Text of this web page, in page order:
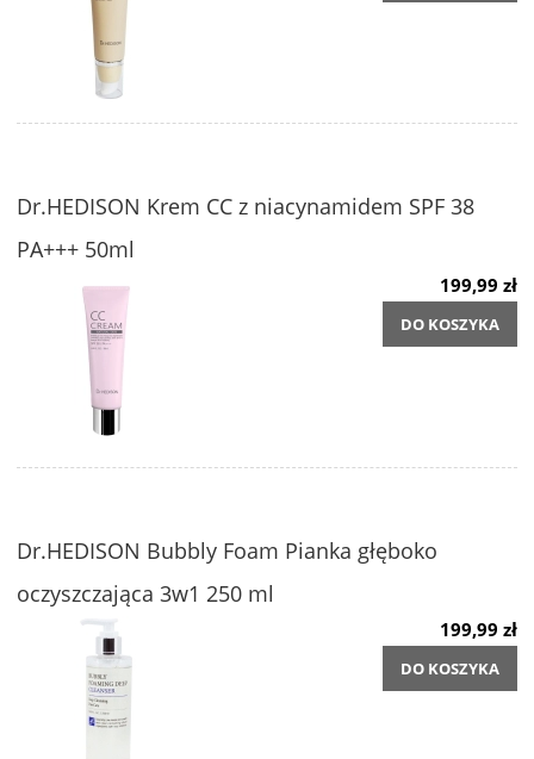
Dr.HEDISON Krem CC z niacynamidem SPF 38
PA+++ 50ml
199,99 zł
DO KOSZYKA
Dr.HEDISON Bubbly Foam Pianka głęboko
oczyszczająca 3w1 250 ml
199,99 zł
DO KOSZYKA